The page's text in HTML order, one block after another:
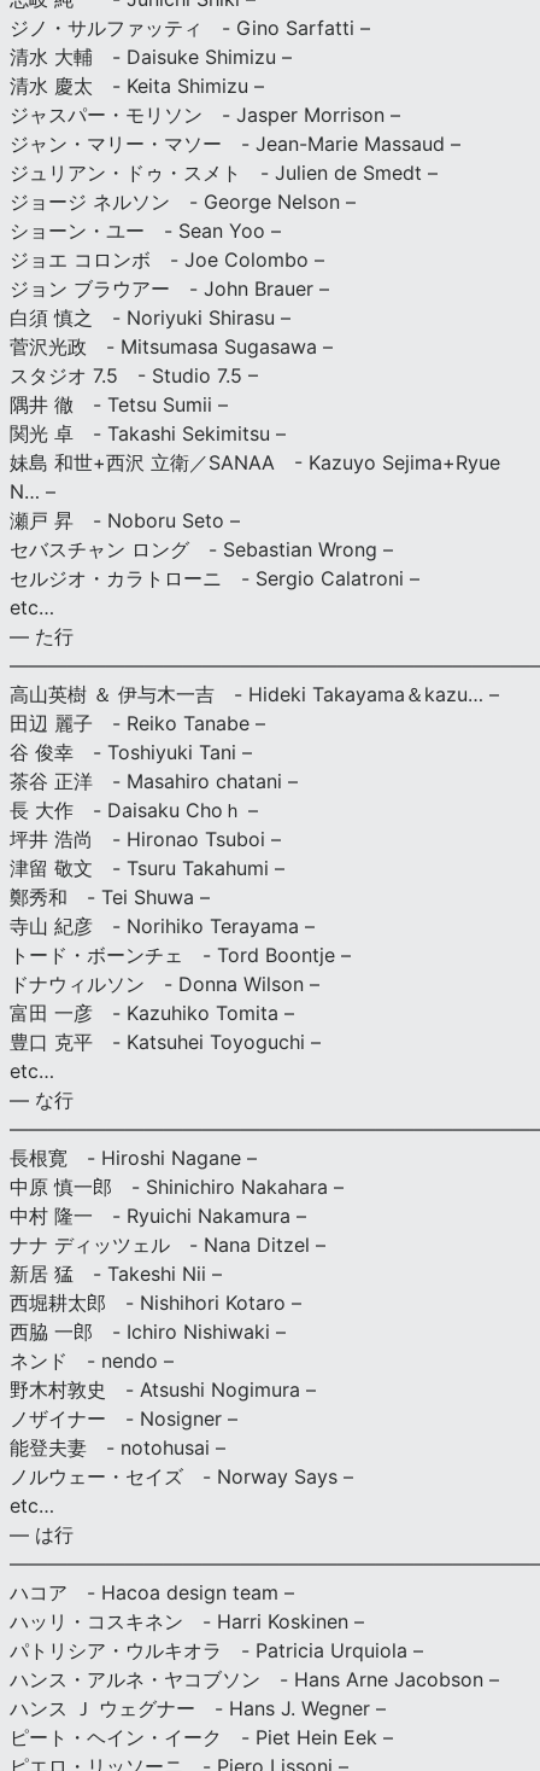
ジノ・サルファッティ - Gino Sarfatti –
清水 大輔 - Daisuke Shimizu –
清水 慶太 - Keita Shimizu –
ジャスパー・モリソン - Jasper Morrison –
ジャン・マリー・マソー - Jean-Marie Massaud –
ジュリアン・ドゥ・スメト - Julien de Smedt –
ジョージ ネルソン - George Nelson –
ショーン・ユー - Sean Yoo –
ジョエ コロンボ - Joe Colombo –
ジョン ブラウアー - John Brauer –
白須 慎之 - Noriyuki Shirasu –
菅沢光政 - Mitsumasa Sugasawa –
スタジオ 7.5 - Studio 7.5 –
隅井 徹 - Tetsu Sumii –
関光 卓 - Takashi Sekimitsu –
妹島 和世+西沢 立衛／SANAA - Kazuyo Sejima+Ryue
N… –
瀬戸 昇 - Noboru Seto –
セバスチャン ロング - Sebastian Wrong –
セルジオ・カラトローニ - Sergio Calatroni –
etc…
— た行
高山英樹 ＆ 伊与木一吉 - Hideki Takayama＆kazu… –
田辺 麗子 - Reiko Tanabe –
谷 俊幸 - Toshiyuki Tani –
茶谷 正洋 - Masahiro chatani –
長 大作 - Daisaku Choｈ –
坪井 浩尚 - Hironao Tsuboi –
津留 敬文 - Tsuru Takahumi –
鄭秀和 - Tei Shuwa –
寺山 紀彦 - Norihiko Terayama –
トード・ボーンチェ - Tord Boontje –
ドナウィルソン - Donna Wilson –
富田 一彦 - Kazuhiko Tomita –
豊口 克平 - Katsuhei Toyoguchi –
etc…
— な行
長根寛 - Hiroshi Nagane –
中原 慎一郎 - Shinichiro Nakahara –
中村 隆一 - Ryuichi Nakamura –
ナナ ディッツェル - Nana Ditzel –
新居 猛 - Takeshi Nii –
西堀耕太郎 - Nishihori Kotaro –
西脇 一郎 - Ichiro Nishiwaki –
ネンド - nendo –
野木村敦史 - Atsushi Nogimura –
ノザイナー - Nosigner –
能登夫妻 - notohusai –
ノルウェー・セイズ - Norway Says –
etc…
— は行
ハコア - Hacoa design team –
ハッリ・コスキネン - Harri Koskinen –
パトリシア・ウルキオラ - Patricia Urquiola –
ハンス・アルネ・ヤコブソン - Hans Arne Jacobson –
ハンス Ｊ ウェグナー - Hans J. Wegner –
ピート・ヘイン・イーク - Piet Hein Eek –
ピエロ・リッソーニ - Piero Lissoni –